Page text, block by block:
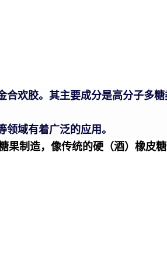
合欢胶。其主要成分是高分子多
域有着广泛的应用。
制造，像传统的硬（酒） 橡皮糖